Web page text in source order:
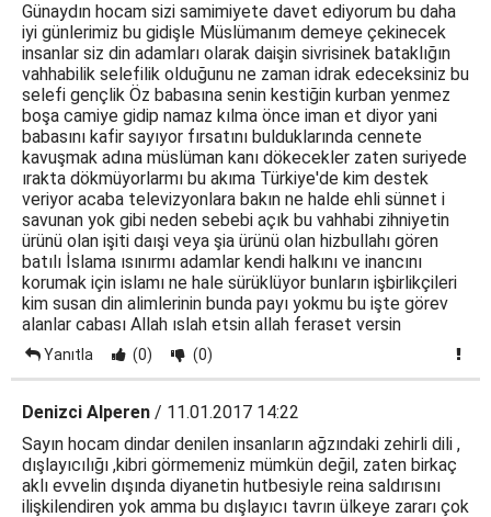
Günaydın hocam sizi samimiyete davet ediyorum bu daha
iyi günlerimiz bu gidişle Müslümanım demeye çekinecek
insanlar siz din adamları olarak daişin sivrisinek bataklığın
vahhabilik selefilik olduğunu ne zaman idrak edeceksiniz bu
selefi gençlik Öz babasına senin kestiğin kurban yenmez
boşa camiye gidip namaz kılma önce iman et diyor yani
babasını kafir sayıyor fırsatını bulduklarında cennete
kavuşmak adına müslüman kanı dökecekler zaten suriyede
ırakta dökmüyorlarmı bu akıma Türkiye'de kim destek
veriyor acaba televizyonlara bakın ne halde ehli sünnet i
savunan yok gibi neden sebebi açık bu vahhabi zihniyetin
ürünü olan işiti daışi veya şia ürünü olan hizbullahı gören
batılı İslama ısınırmı adamlar kendi halkını ve inancını
korumak için islamı ne hale sürüklüyor bunların işbirlikçileri
kim susan din alimlerinin bunda payı yokmu bu işte görev
alanlar cabası Allah ıslah etsin allah feraset versin
Yanıtla (0) (0)
Denizci Alperen / 11.01.2017 14:22
Sayın hocam dindar denilen insanların ağzındaki zehirli dili ,
dışlayıcılığı ,kibri görmemeniz mümkün değil, zaten birkaç
aklı evvelin dışında diyanetin hutbesiyle reina saldırısını
ilişkilendiren yok amma bu dışlayıcı tavrın ülkeye zararı çok